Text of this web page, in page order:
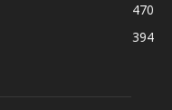
470
394